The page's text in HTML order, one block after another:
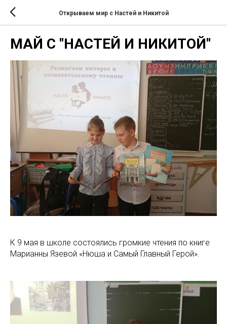
Открываем мир с Настей и Никитой
МАЙ С "НАСТЕЙ И НИКИТОЙ"
К 9 мая в школе состоялись громкие чтения по книге
Марианны Язевой «Нюша и Самый Главный Герой».